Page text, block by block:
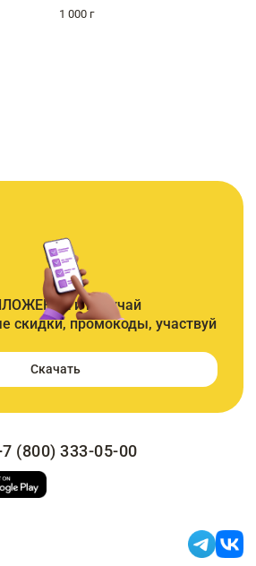
1 000 г
и получай
скидки, промокоды, участвуй
Скачать
(800) 333-05-00